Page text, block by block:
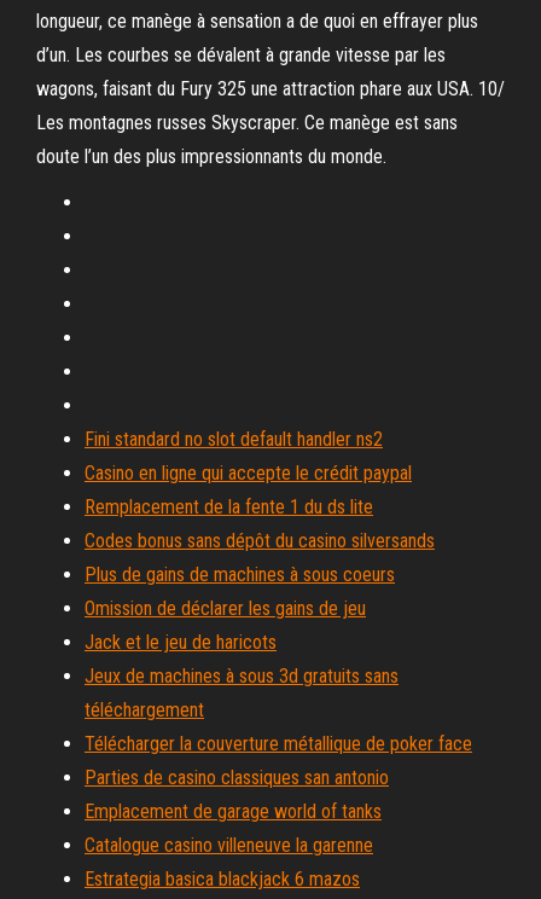
longueur, ce manège à sensation a de quoi en effrayer plus
d’un. Les courbes se dévalent à grande vitesse par les
wagons, faisant du Fury 325 une attraction phare aux USA. 10/
Les montagnes russes Skyscraper. Ce manège est sans
doute l’un des plus impressionnants du monde.
Fini standard no slot default handler ns2
Casino en ligne qui accepte le crédit paypal
Remplacement de la fente 1 du ds lite
Codes bonus sans dépôt du casino silversands
Plus de gains de machines à sous coeurs
Omission de déclarer les gains de jeu
Jack et le jeu de haricots
Jeux de machines à sous 3d gratuits sans
téléchargement
Télécharger la couverture métallique de poker face
Parties de casino classiques san antonio
Emplacement de garage world of tanks
Catalogue casino villeneuve la garenne
Estrategia basica blackjack 6 mazos